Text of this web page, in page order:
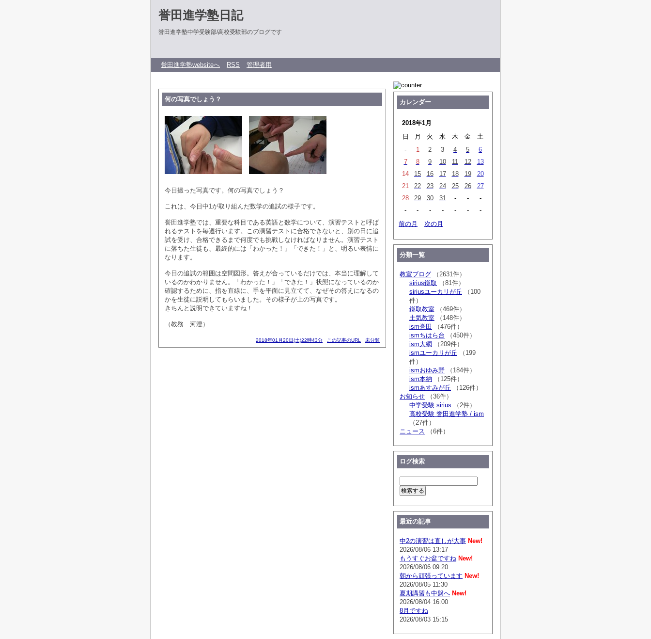
誉田進学塾日記
誉田進学塾中学受験部/高校受験部のブログです
誉田進学塾websiteへ RSS 管理者用
何の写真でしょう？
今日撮った写真です。何の写真でしょう？
これは、今日中1が取り組んだ数学の追試の様子です。
誉田進学塾では、重要な科目である英語と数学について、演習テストと呼ば
れるテストを毎週行います。この演習テストに合格できないと、別の日に追
試を受け、合格できるまで何度でも挑戦しなければなりません。演習テスト
に落ちた生徒も、最終的には「わかった！」「できた！」と、明るい表情に
なります。
今日の追試の範囲は空間図形。答えが合っているだけでは、本当に理解して
いるのかわかりません。「わかった！」「できた！」状態になっているのか
確認するために、指を直線に、手を平面に見立てて、なぜその答えになるの
かを生徒に説明してもらいました。その様子が上の写真です。
きちんと説明できていますね！
（教務 河澄）
2018年01月20日(土)22時43分 この記事のURL 未分類
カレンダー
2018年1月
日
月 火 水 木 金
土
-
1 2 3 4 5
6
7
8 9 10 11 12
13
14
15 16 17 18 19
20
21
22 23 24 25 26
27
28
29 30 31 - -
-
-
- - - - -
-
前の月
次の月
分類一覧
教室ブログ （2631件）
sirius鎌取 （81件）
siriusユーカリが丘 （100
件）
鎌取教室 （469件）
土気教室 （148件）
ism誉田
（476件）
ismちはら台 （450件）
ism大網 （209件）
ismユーカリが丘 （199
件）
ismおゆみ野 （184件）
ism本納 （125件）
ismあすみが丘 （126件）
お知らせ （36件）
中学受験 sirius （2件）
高校受験 誉田進学塾 / ism
（27件）
ニュース （6件）
ログ検索
最近の記事
中2の演習は直しが大事 New!
2026/08/06 13:17
もうすぐお盆ですね New!
2026/08/06 09:20
朝から頑張っています New!
2026/08/05 11:30
夏期講習も中盤へ New!
2026/08/04 16:00
8月ですね
2026/08/03 15:15